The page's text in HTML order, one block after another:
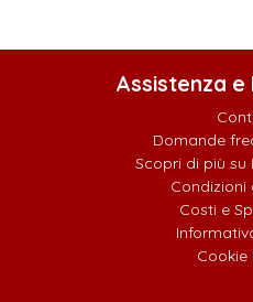
Assistenza
Domande
Scopri di più
Condizioni
Costi e
Cookie